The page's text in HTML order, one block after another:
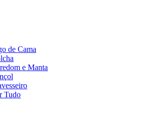
de Cama
e Manta
Tudo